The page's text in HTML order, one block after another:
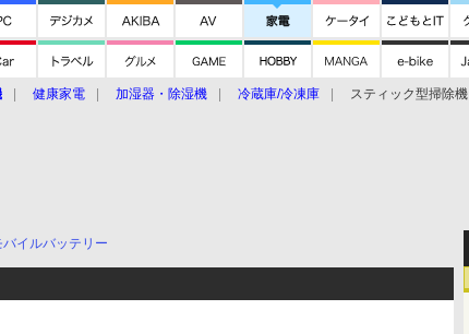
健康家電 加湿器・除湿機 冷蔵庫/冷凍庫 スティック型掃除機
バイルバッテリー